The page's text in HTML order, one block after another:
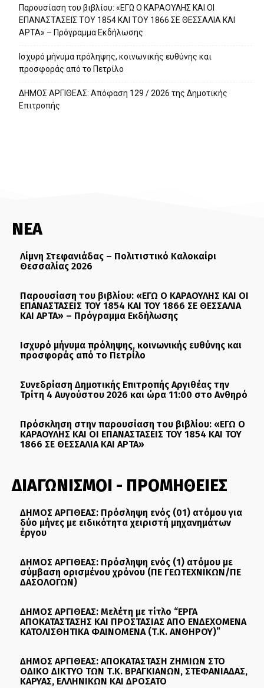
Παρουσίαση του βιβλίου: «ΕΓΩ Ο ΚΑΡΑΟΥΛΗΣ ΚΑΙ ΟΙ
ΕΠΑΝΑΣΤΑΣΕΙΣ ΤΟΥ 1854 ΚΑΙ ΤΟΥ 1866 ΣΕ ΘΕΣΣΑΛΙΑ ΚΑΙ
ΑΡΤΑ» – Πρόγραμμα Εκδήλωσης
Ισχυρό μήνυμα πρόληψης, κοινωνικής ευθύνης και
προσφοράς από το Πετρίλο
ΔΗΜΟΣ ΑΡΓΙΘΕΑΣ: Απόφαση 129 / 2026 της Δημοτικής
Επιτροπής
ΝΕΑ
Λίμνη Στεφανιάδας – Πολιτιστικό Καλοκαίρι
Θεσσαλίας 2026
Παρουσίαση του βιβλίου: «ΕΓΩ Ο ΚΑΡΑΟΥΛΗΣ ΚΑΙ ΟΙ
ΕΠΑΝΑΣΤΑΣΕΙΣ ΤΟΥ 1854 ΚΑΙ ΤΟΥ 1866 ΣΕ ΘΕΣΣΑΛΙΑ
ΚΑΙ ΑΡΤΑ» – Πρόγραμμα Εκδήλωσης
Ισχυρό μήνυμα πρόληψης, κοινωνικής ευθύνης και
προσφοράς από το Πετρίλο
Συνεδρίαση Δημοτικής Επιτροπής Αργιθέας την
Τρίτη 4 Αυγούστου 2026 και ώρα 11:00 στο Ανθηρό
Πρόσκληση στην παρουσίαση του βιβλίου: «ΕΓΩ Ο
ΚΑΡΑΟΥΛΗΣ ΚΑΙ ΟΙ ΕΠΑΝΑΣΤΑΣΕΙΣ ΤΟΥ 1854 ΚΑΙ ΤΟΥ
1866 ΣΕ ΘΕΣΣΑΛΙΑ ΚΑΙ ΑΡΤΑ»
ΔΙΑΓΩΝΙΣΜΟΙ - ΠΡΟΜΗΘΕΙΕΣ
ΔΗΜΟΣ ΑΡΓΙΘΕΑΣ: Πρόσληψη ενός (01) ατόμου για
δύο μήνες με ειδικότητα χειριστή μηχανημάτων
έργου
ΔΗΜΟΣ ΑΡΓΙΘΕΑΣ: Πρόσληψη ενός (1) ατόμου με
σύμβαση ορισμένου χρόνου (ΠΕ ΓΕΩΤΕΧΝΙΚΩΝ/ΠΕ
ΔΑΣΟΛΟΓΩΝ)
ΔΗΜΟΣ ΑΡΓΙΘΕΑΣ: Μελέτη με τίτλο “ΕΡΓΑ
ΑΠΟΚΑΤΑΣΤΑΣΗΣ ΚΑΙ ΠΡΟΣΤΑΣΙΑΣ ΑΠΟ ΕΝΔΕΧΟΜΕΝΑ
ΚΑΤΟΛΙΣΘΗΤΙΚΑ ΦΑΙΝΟΜΕΝΑ (Τ.Κ. ΑΝΘΗΡΟΥ)”
ΔΗΜΟΣ ΑΡΓΙΘΕΑΣ: ΑΠΟΚΑΤΑΣΤΑΣΗ ΖΗΜΙΩΝ ΣΤΟ
ΟΔΙΚΟ ΔΙΚΤΥΟ ΤΩΝ Τ.Κ. ΒΡΑΓΚΙΑΝΩΝ, ΣΤΕΦΑΝΙΑΔΑΣ,
ΚΑΡΥΑΣ, ΕΛΛΗΝΙΚΩΝ ΚΑΙ ΔΡΟΣΑΤΟ